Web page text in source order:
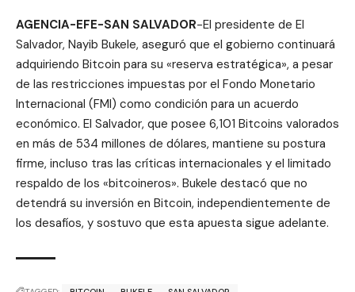
AGENCIA-EFE-SAN SALVADOR-El presidente de El
Salvador, Nayib Bukele, aseguró que el gobierno continuará
adquiriendo Bitcoin para su «reserva estratégica», a pesar
de las restricciones impuestas por el Fondo Monetario
Internacional (FMI) como condición para un acuerdo
económico. El Salvador, que posee 6,101 Bitcoins valorados
en más de 534 millones de dólares, mantiene su postura
firme, incluso tras las críticas internacionales y el limitado
respaldo de los «bitcoineros». Bukele destacó que no
detendrá su inversión en Bitcoin, independientemente de
los desafíos, y sostuvo que esta apuesta sigue adelante.